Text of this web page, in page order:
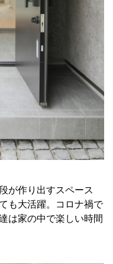
が作り出すスペース
も大活躍。コロナ禍で
は家の中で楽しい時間